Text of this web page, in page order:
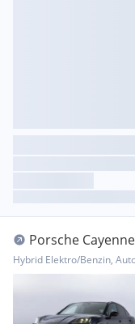
Porsche
Hybrid Elektro/Benzin,